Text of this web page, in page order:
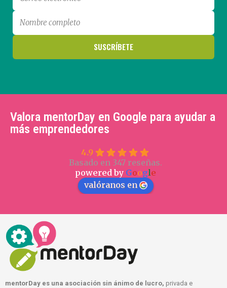
Valora mentorDay en Google para ayudar a
más emprendedores
4.9
Basado en 347 reseñas.
powered by Google
valóranos en
mentorDay es una asociación sin ánimo de lucro, privada e